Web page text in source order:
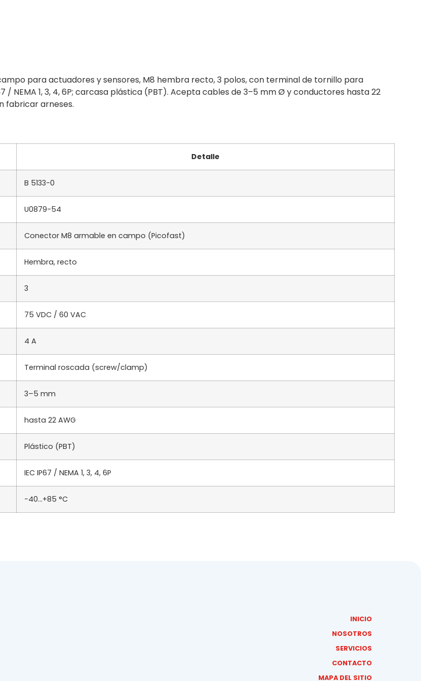
para actuadores y sensores, M8 hembra recto, 3 polos, con terminal de tornillo para
NEMA 1, 3, 4, 6P; carcasa plástica (PBT). Acepta cables de 3–5 mm Ø y conductores hasta 22
fabricar arneses.
Detalle
B 5133-0
U0879-54
Conector M8 armable en campo (Picofast)
Hembra, recto
3
75 VDC / 60 VAC
4 A
Terminal roscada (screw/clamp)
3–5 mm
hasta 22 AWG
Plástico (PBT)
IEC IP67 / NEMA 1, 3, 4, 6P
−40…+85 °C
INICIO
NOSOTROS
SERVICIOS
CONTACTO
MAPA DEL SITIO